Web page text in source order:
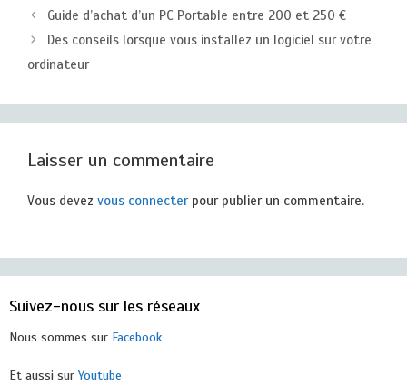
Guide d’achat d’un PC Portable entre 200 et 250 €
Des conseils lorsque vous installez un logiciel sur votre
ordinateur
Laisser un commentaire
Vous devez vous connecterpour publier un commentaire.
Suivez-nous sur les réseaux
Nous sommes sur Facebook
Et aussi surYoutube